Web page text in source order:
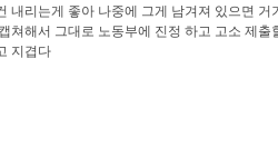
내리는게 좋아 나중에 그게 남겨져 있으면
쳐해서 그대로 노동부에 진정 하고 고소 제
지겹다